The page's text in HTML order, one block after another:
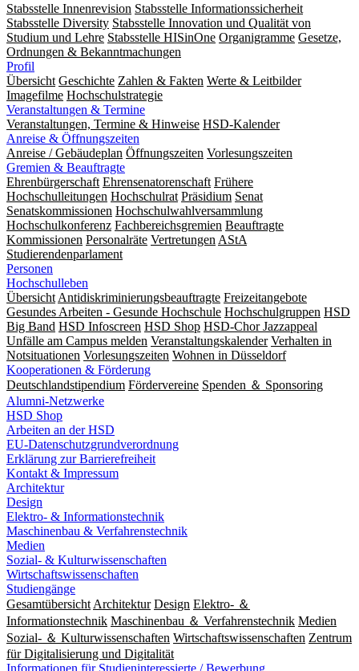
Stabsstelle Innenrevision Stabsstelle In­for­ma­ti­ons­sicher­heit
Stabsstelle Diversity Stabsstelle Innovation und Qualität von
Studium und Lehre Stabsstelle HISinOne Organigramme Gesetze,
Ordnungen & Bekanntmachungen
Profil
Übersicht Geschichte Zahlen & Fakten Werte & Leitbilder
Imagefilme Hochschulstrategie
Veranstaltungen & Termine
Veranstaltungen, Termine & Hinweise HSD-Kalender
Anreise & Öffnungszeiten
Anreise / Gebäudeplan Öffnungszeiten Vorlesungszeiten
Gremien & Beauftragte
Ehrenbürgerschaft Ehrensenatorenschaft Frühere
Hochschulleitungen Hochschulrat Präsidium Senat
Senatskommissionen Hochschulwahlversammlung
Hochschulkonferenz Fachbereichsgremien Beauftragte
Kommissionen Personalräte Vertretungen AStA
Studierendenparlament
Personen
Hochschulleben
Übersicht Antidiskriminierungsbeauftragte Freizeitangebote
Gesundes Arbeiten - Gesunde Hochschule Hochschulgruppen HSD
Big Band HSD Infoscreen HSD Shop HSD-Chor Jazzappeal
Unfälle am Campus melden Veranstaltungskalender Verhalten in
Notsituationen Vorlesungszeiten Wohnen in Düsseldorf
Kooperationen & Förderung
Deutschlandstipendium Fördervereine Spenden ＆ Sponsoring
Alumni-Netzwerke
HSD Shop
Arbeiten an der HSD
EU-Datenschutzgrundverordnung
Erklärung zur Barrierefreiheit
Kontakt & Impressum
Architektur
Design
Elektro- & Informationstechnik
Maschinenbau & Verfahrenstechnik
Medien
Sozial- & Kulturwissenschaften
Wirtschaftswissenschaften
Studiengänge
Gesamtübersicht Architektur Design Elektro- ＆
Informationstechnik Maschinenbau ＆ Verfahrenstechnik Medien
Sozial- ＆ Kulturwissenschaften Wirtschaftswissenschaften Zentrum
für Digitalisierung und Digitalität
Informationen für Studieninteressierte / Bewerbung